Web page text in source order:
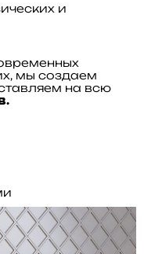
и
мы создаем
на всю